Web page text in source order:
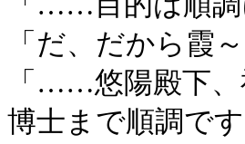
「だ、だから霞～
「……悠陽殿下、
博士まで順調で